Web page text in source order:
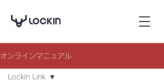
オンラインマニュアル
Lockin Link